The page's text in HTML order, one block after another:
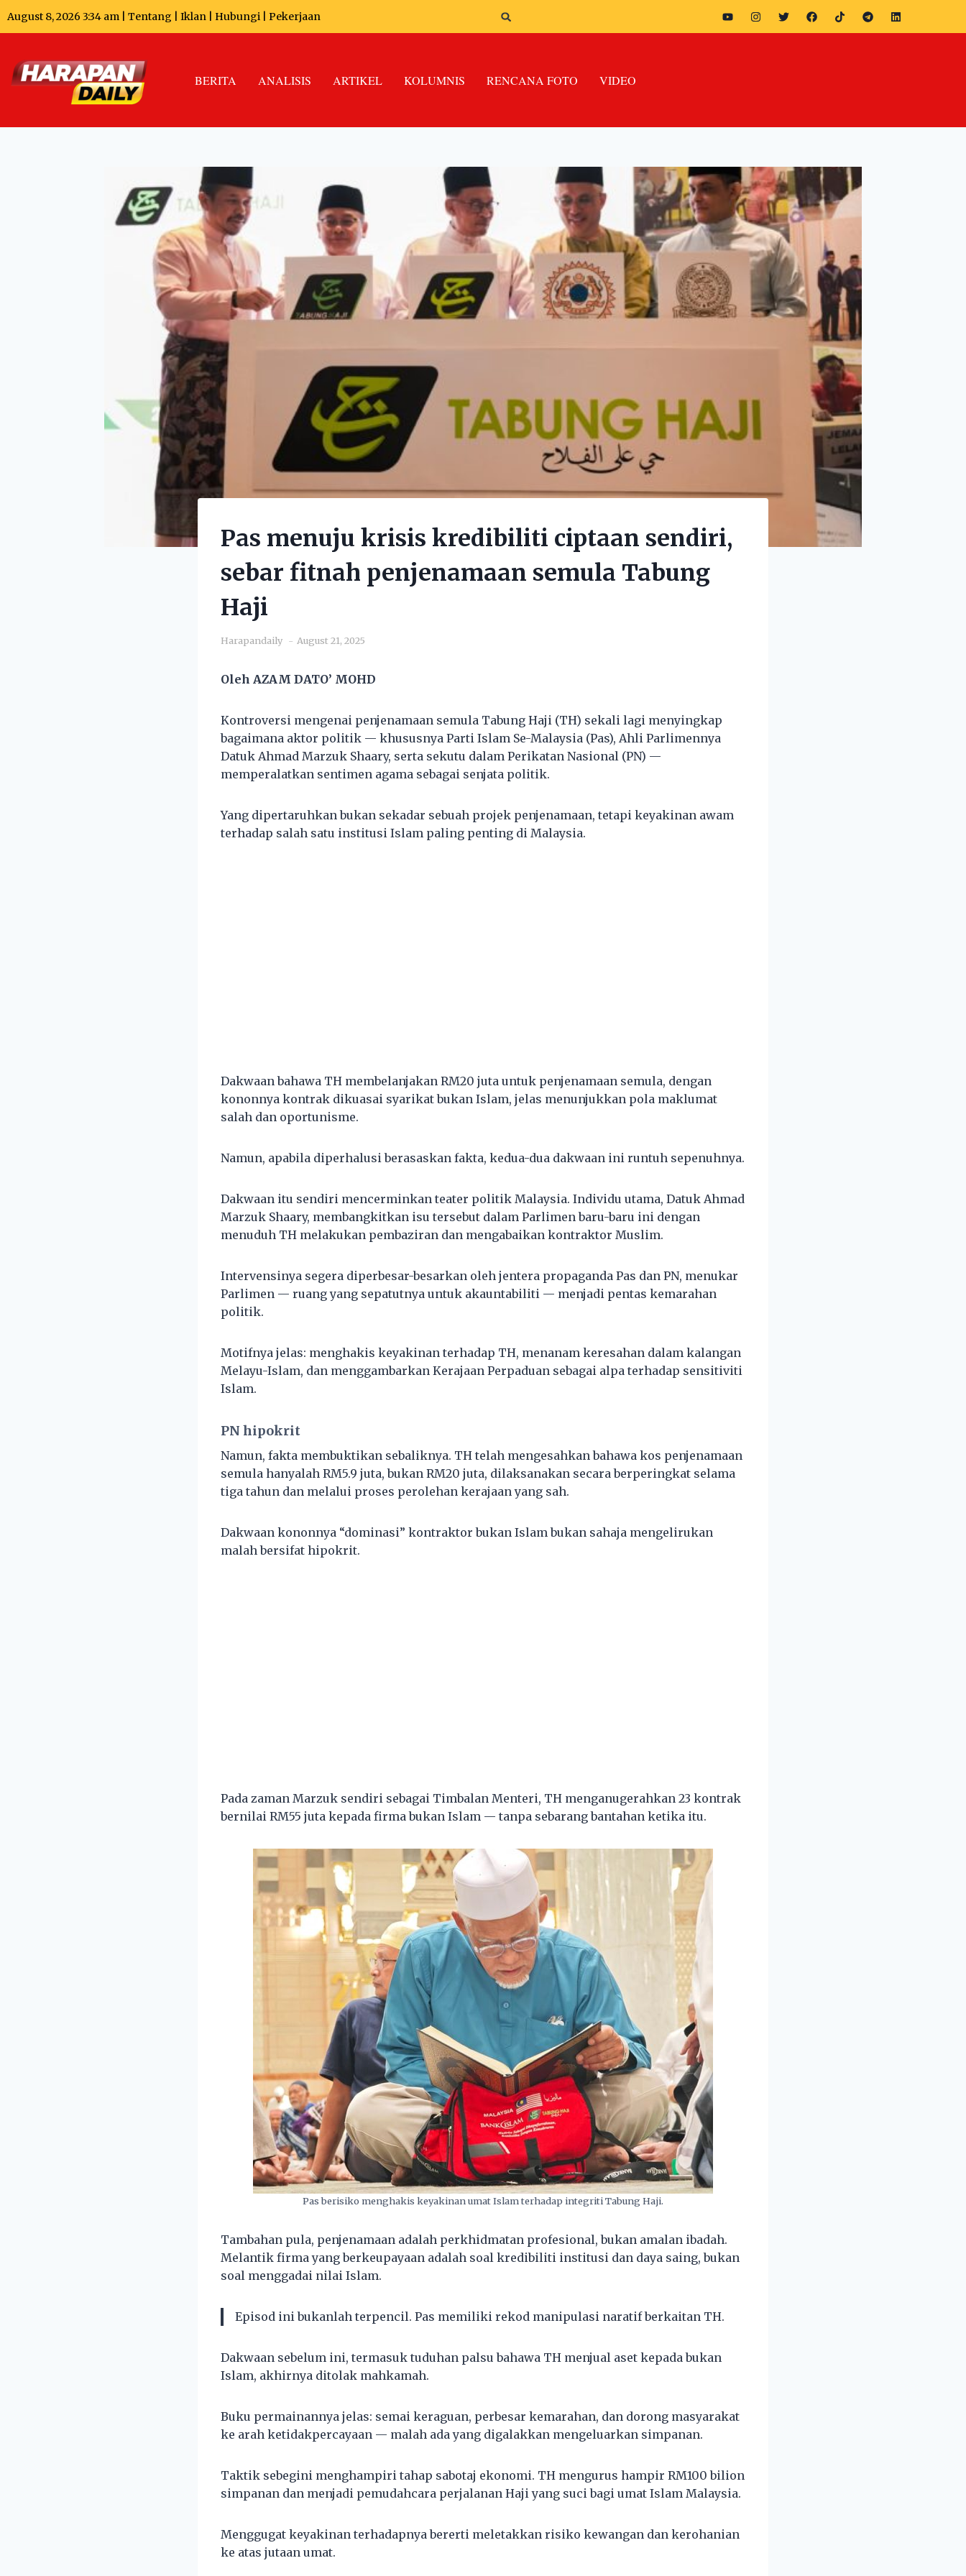
August 8, 2026 3:34 am | Tentang Iklan Hubungi Pekerjaan
BERITA ANALISIS ARTIKEL KOLUMNIS RENCANA FOTO VIDEO
Pas menuju krisis kredibiliti ciptaan sendiri,
sebar fitnah penjenamaan semula Tabung
Haji
Harapandaily August 21, 2025
Oleh AZAM DATO’ MOHD
Kontroversi mengenai penjenamaan semula Tabung Haji (TH) sekali lagi menyingkap
bagaimana aktor politik — khususnya Parti Islam Se-Malaysia (Pas), Ahli Parlimennya
Datuk Ahmad Marzuk Shaary, serta sekutu dalam Perikatan Nasional (PN) —
memperalatkan sentimen agama sebagai senjata politik.
Yang dipertaruhkan bukan sekadar sebuah projek penjenamaan, tetapi keyakinan awam
terhadap salah satu institusi Islam paling penting di Malaysia.
Dakwaan bahawa TH membelanjakan RM20 juta untuk penjenamaan semula, dengan
kononnya kontrak dikuasai syarikat bukan Islam, jelas menunjukkan pola maklumat
salah dan oportunisme.
Namun, apabila diperhalusi berasaskan fakta, kedua-dua dakwaan ini runtuh sepenuhnya.
Dakwaan itu sendiri mencerminkan teater politik Malaysia. Individu utama, Datuk Ahmad
Marzuk Shaary, membangkitkan isu tersebut dalam Parlimen baru-baru ini dengan
menuduh TH melakukan pembaziran dan mengabaikan kontraktor Muslim.
Intervensinya segera diperbesar-besarkan oleh jentera propaganda Pas dan PN, menukar
Parlimen — ruang yang sepatutnya untuk akauntabiliti — menjadi pentas kemarahan
politik.
Motifnya jelas: menghakis keyakinan terhadap TH, menanam keresahan dalam kalangan
Melayu-Islam, dan menggambarkan Kerajaan Perpaduan sebagai alpa terhadap sensitiviti
Islam.
PN hipokrit
Namun, fakta membuktikan sebaliknya. TH telah mengesahkan bahawa kos penjenamaan
semula hanyalah RM5.9 juta, bukan RM20 juta, dilaksanakan secara berperingkat selama
tiga tahun dan melalui proses perolehan kerajaan yang sah.
Dakwaan kononnya “dominasi” kontraktor bukan Islam bukan sahaja mengelirukan
malah bersifat hipokrit.
Pada zaman Marzuk sendiri sebagai Timbalan Menteri, TH menganugerahkan 23 kontrak
bernilai RM55 juta kepada firma bukan Islam — tanpa sebarang bantahan ketika itu.
Pas berisiko menghakis keyakinan umat Islam terhadap integriti Tabung Haji.
Tambahan pula, penjenamaan adalah perkhidmatan profesional, bukan amalan ibadah.
Melantik firma yang berkeupayaan adalah soal kredibiliti institusi dan daya saing, bukan
soal menggadai nilai Islam.
Episod ini bukanlah terpencil. Pas memiliki rekod manipulasi naratif berkaitan TH.
Dakwaan sebelum ini, termasuk tuduhan palsu bahawa TH menjual aset kepada bukan
Islam, akhirnya ditolak mahkamah.
Buku permainannya jelas: semai keraguan, perbesar kemarahan, dan dorong masyarakat
ke arah ketidakpercayaan — malah ada yang digalakkan mengeluarkan simpanan.
Taktik sebegini menghampiri tahap sabotaj ekonomi. TH mengurus hampir RM100 bilion
simpanan dan menjadi pemudahcara perjalanan Haji yang suci bagi umat Islam Malaysia.
Menggugat keyakinan terhadapnya bererti meletakkan risiko kewangan dan kerohanian
ke atas jutaan umat.